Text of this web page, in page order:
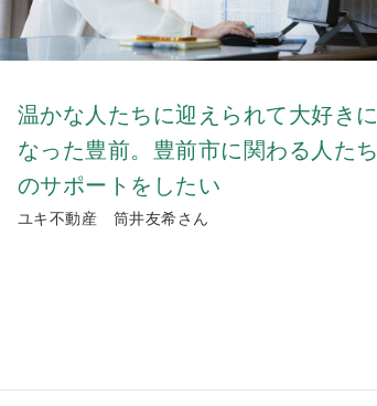
温かな人たちに迎えられて大好きに
なった豊前。豊前市に関わる人たち
のサポートをしたい
ユキ不動産 筒井友希さん